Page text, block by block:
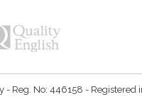
Reg. No: 446158 - Registered